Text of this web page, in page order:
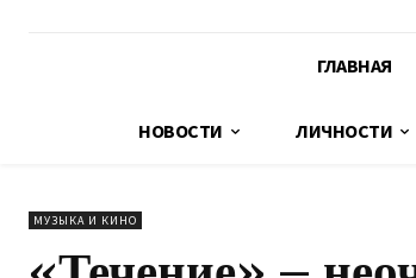
ГЛАВНАЯ
НОВОСТИ ЛИЧНОСТИ
МУЗЫКА И КИНО